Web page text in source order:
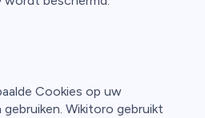
Cookies op uw
Wikitoro gebruikt